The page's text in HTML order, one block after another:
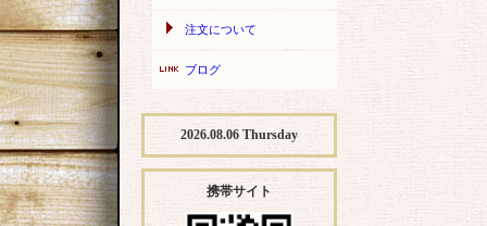
注文について
ブログ
2026.08.06 Thursday
携帯サイト